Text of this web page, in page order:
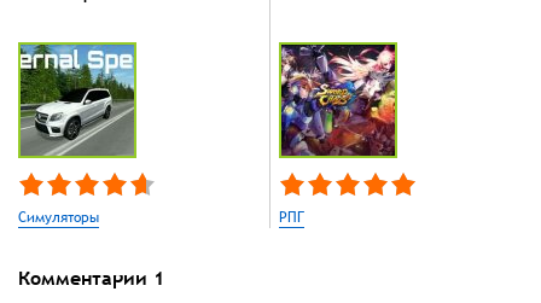
Симуляторы РПГ
Комментарии 1